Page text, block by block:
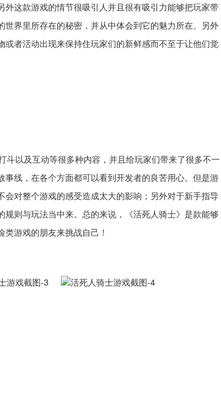
这款游戏的情节很吸引人并且很有吸引力能够把玩家带
界里所存在的秘密，并从中体会到它的魅力所在。另外
者活动出现来保持住玩家们的新鲜感而不至于让他们觉
以及互动等很多种内容，并且给玩家们带来了很多不一
线，在各个方面都可以看到开发者的良苦用心。但是游
对整个游戏的感受造成太大的影响；另外对于新手指导
则与玩法当中来。总的来说，《活死人骑士》是款能够
游戏的朋友来挑战自己！